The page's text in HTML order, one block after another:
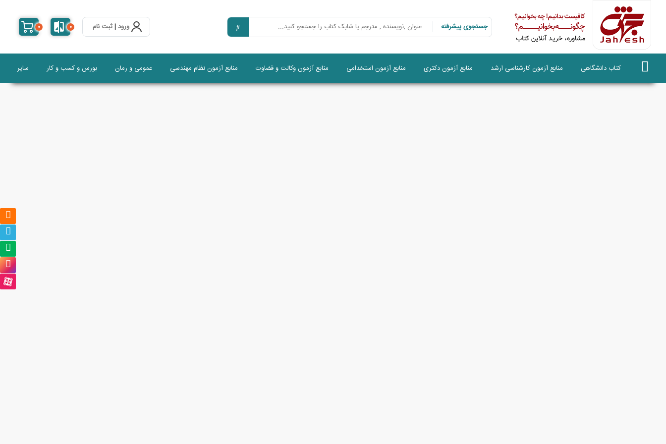
جستجوی پیشرفته ورود|ثبت نام 0
0
کتاب دانشگاهی منابع آزمون کارشناسی ارشد منابع آزمون دکتری منابع آزمون استخدامی منابع آزمون وکالت و قضاوت منابع آزمون نظام مهندسی عمومی و رمان بورس و کسب و کار سایر